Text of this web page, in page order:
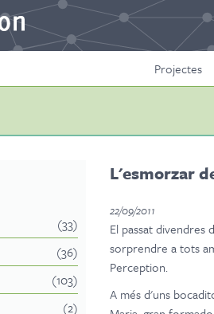
Projectes
(33)
(36)
(103)
(2)
L'esmorzar
22/09/2011
El passat divendres
sorprendre a tots
Perception.
A més d'uns